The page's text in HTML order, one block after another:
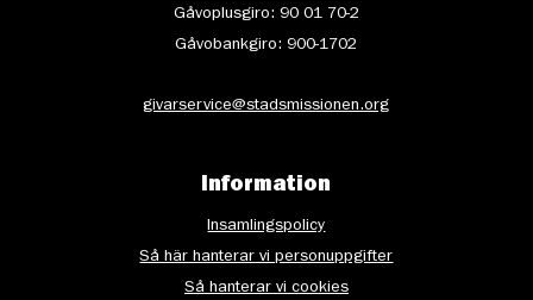
Gåvoplusgiro: 90 01 70-2
Gåvobankgiro: 900-1702
givarservice@stadsmissionen.org
Information
Insamlingspolicy
Så här hanterar vi personuppgifter
Så hanterar vi cookies